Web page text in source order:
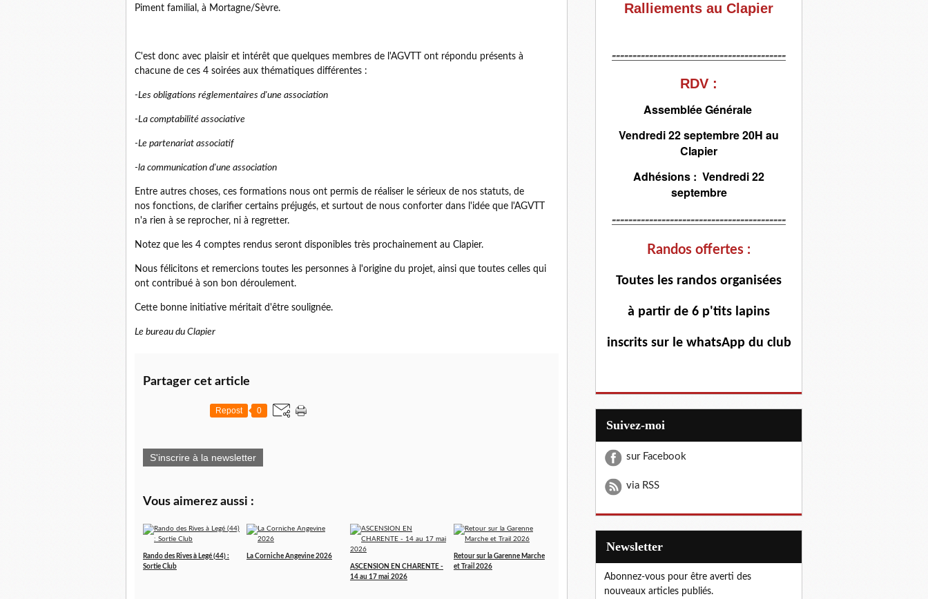
Piment familial, à Mortagne/Sèvre.
C'est donc avec plaisir et intérêt que quelques membres de l'AGVTT ont répondu présents à
chacune de ces 4 soirées aux thématiques différentes :
-Les obligations réglementaires d'une association
-La comptabilité associative
-Le partenariat associatif
-la communication d'une association
Entre autres choses, ces formations nous ont permis de réaliser le sérieux de nos statuts, de
nos fonctions, de clarifier certains préjugés, et surtout de nous conforter dans l'idée que l'AGVTT
n'a rien à se reprocher, ni à regretter.
Notez que les 4 comptes rendus seront disponibles très prochainement au Clapier.
Nous félicitons et remercions toutes les personnes à l'origine du projet, ainsi que toutes celles qui
ont contribué à son bon déroulement.
Cette bonne initiative méritait d'être soulignée.
Le bureau du Clapier
Partager cet article
Repost 0
S'inscrire à la newsletter
Vous aimerez aussi :
Rando des Rives à Legé (44) :
Sortie Club
La Corniche Angevine 2026
ASCENSION EN CHARENTE -
14 au 17 mai 2026
Retour sur la Garenne Marche
et Trail 2026
Ralliements au Clapier
------------------------------------------
RDV :
Assemblée Générale
Vendredi 22 septembre 20H au
Clapier
Adhésions : Vendredi 22
septembre
------------------------------------------
Randos offertes :
Toutes les randos organisées
à partir de 6 p'tits lapins
inscrits sur le whatsApp du club
Suivez-moi
sur Facebook
via RSS
Newsletter
Abonnez-vous pour être averti des
nouveaux articles publiés.